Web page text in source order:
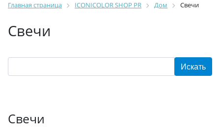
Главная страница ICONICOLOR SHOP PR Дом Свечи
Свечи
Свечи